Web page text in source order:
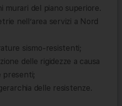
murari del piano superiore.
nell’area servizi a Nord
sismo-resistenti;
delle rigidezze a causa
presenti;
delle resistenze.